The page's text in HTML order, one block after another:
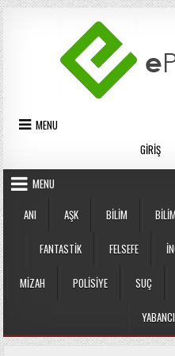
Skip
to
content
MENU
GIRIŞ
MENU
ANI
AŞK BILIM
FANTASTIK FELSEFE
MIZAH POLISIYE SUÇ